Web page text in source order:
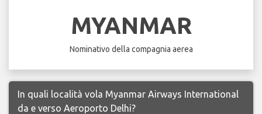
MYANMAR
Nominativo della compagnia aerea
In quali località vola Myanmar Airways International
da e verso Aeroporto Delhi?